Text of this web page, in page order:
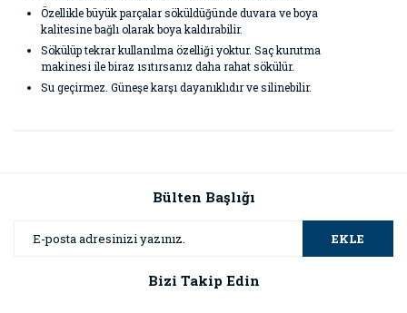
Özellikle büyük parçalar söküldüğünde duvara ve boya
kalitesine bağlı olarak boya kaldırabilir.
Sökülüp tekrar kullanılma özelliği yoktur. Saç kurutma
makinesi ile biraz ısıtırsanız daha rahat sökülür.
Su geçirmez. Güneşe karşı dayanıklıdır ve silinebilir.
Görüş ve önerileriniz için teşekkür ederiz.
Ürün resmi kalitesiz, bozuk veya görüntülenemiyor.
Ürün bilgilerinde hatalar bulunuyor.
Bülten Başlığı
EKLE
Bizi Takip Edin